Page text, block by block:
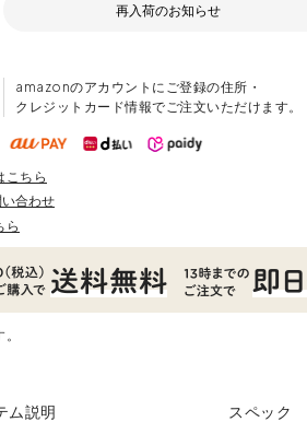
再入荷のお知らせ
amazonのアカウントにご登録の住所・
クレジットカード情報でご注文いただけます。
こちら
合わせ
ら
ム説明 スペック